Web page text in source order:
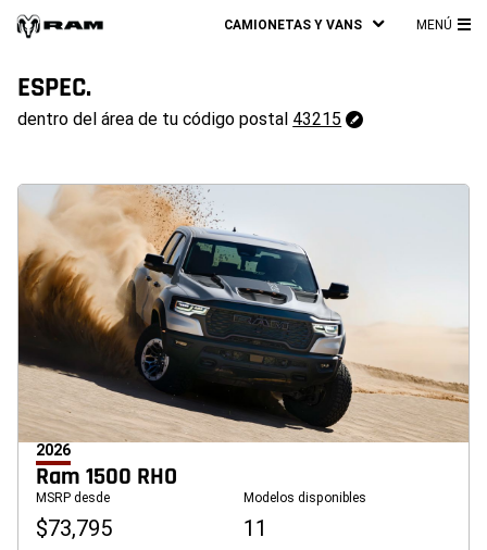
CAMIONETAS Y VANS MENÚ
ESPEC.
43215
dentro del área de tu código postal 43215
2026
Ram 1500 RHO
MSRP desde
$73,795
Modelos disponibles
11